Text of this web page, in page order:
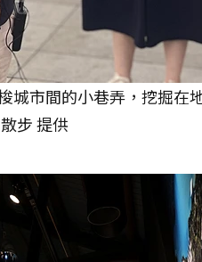
城市間的小巷弄，挖掘在
步 提供